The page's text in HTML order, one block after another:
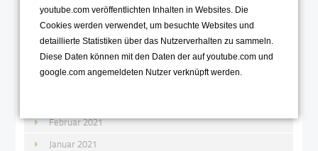
Juli 2021
Mai 2021
April 2021
Februar 2021
Januar 2021
youtube.com veröffentlichten Inhalten in Websites. Die
Cookies werden verwendet, um besuchte Websites und
detaillierte Statistiken über das Nutzerverhalten zu sammeln.
Diese Daten können mit den Daten der auf youtube.com und
google.com angemeldeten Nutzer verknüpft werden.